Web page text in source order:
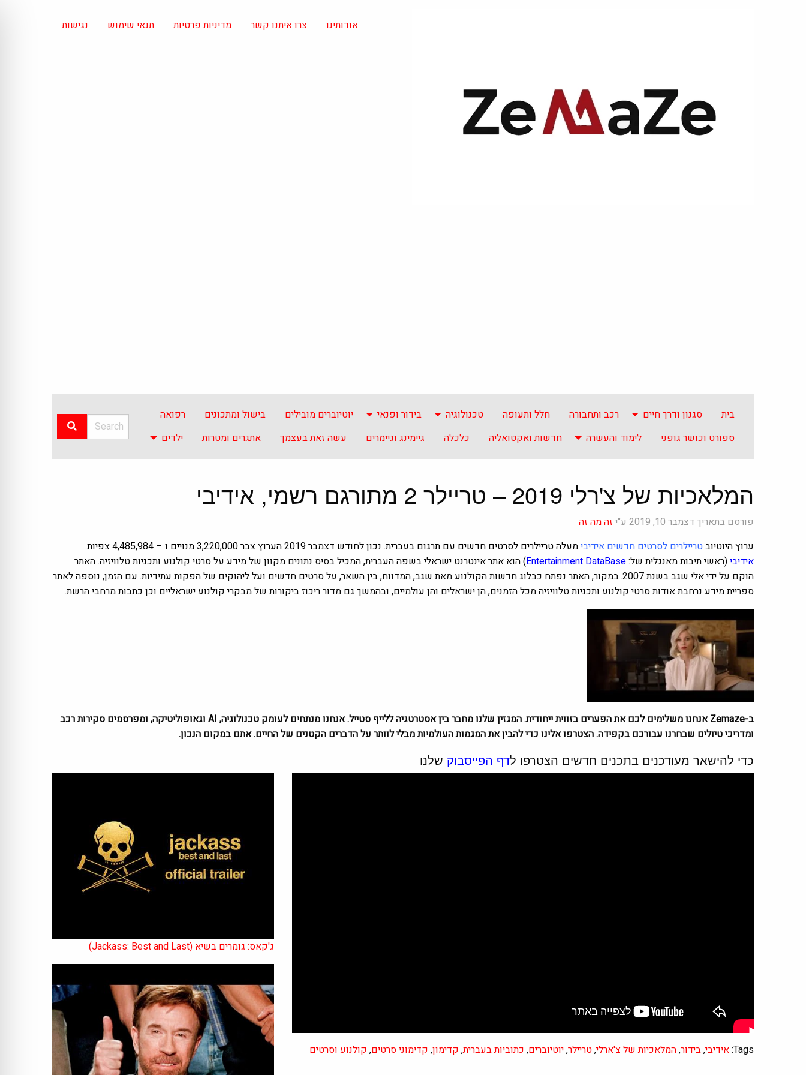
אודותינו צרו איתנו קשר מדיניות פרטיות תנאי שימוש נגישות
בית סגנון ודרך חיים רכב ותחבורה חלל ותעופה טכנולוגיה בידור ופנאי יוטיוברים מובילים בישול ומתכונים
רפואה
ספורט וכושר גופני
לימוד והעשרה חדשות ואקטואליה כלכלה גיימינג וגיימרים עשה זאת בעצמך אתגרים ומטרות ילדים
המלאכיות של צ'רלי 2019 – טריילר 2 מתורגם רשמי, אידיבי
פורסם בתאריך דצמבר 10, 2019 ע"י
זה מה זה
ערוץ היוטיובטריילרים לסרטים חדשים אידיבימעלה טריילרים לסרטים חדשים עם תרגום בעברית. נכון לחודש דצמבר 2019 הערוץ צבר 3,220,000 מנויים ו – 4,485,984 צפיות.
אידיבי(ראשי תיבות מאנגלית של:Entertainment DataBase
)הוא אתר אינטרנט ישראלי בשפה העברית, המכיל בסיס נתונים מקוון של מידע על סרטי קולנוע ותכניות טלוויזיה. האתר
הוקם על ידי אלי שגב בשנת 2007.
במקור, האתר נפתח כבלוג חדשות הקולנוע מאת שגב, המדווח, בין השאר, על סרטים חדשים ועל ליהוקים של הפקות עתידיות. עם הזמן, נוספה לאתר
ספריית מידע נרחבת אודות סרטי קולנוע ותכניות טלוויזיה מכל הזמנים, הן ישראלים והן עולמיים, ובהמשך גם מדור ריכוז ביקורות של מבקרי קולנוע ישראליים וכן כתבות מרחבי הרשת.
ב-Zemaze אנחנו משלימים לכם את הפערים בזווית ייחודית. המגזין שלנו מחבר בין אסטרטגיה ללייף סטייל. אנחנו מנתחים לעומק טכנולוגיה, AI וגאופוליטיקה, ומפרסמים סקירות רכב
ומדריכי טיולים שבחרנו עבורכם בקפידה. הצטרפו אלינו כדי להבין את המגמות העולמיות מבלי לוותר על הדברים הקטנים של החיים. אתם במקום הנכון.
כדי להישאר מעודכנים בתכנים חדשים הצטרפו לדף הפייסבוק שלנו
Tags: אידיבי,בידור,המלאכיות של צ'ארלי,טריילר,יוטיוברים, כתוביות בעברית, קדימון, קדימוני סרטים, קולנוע וסרטים
ג'קאס: גומרים בשיא (Jackass: Best and Last)